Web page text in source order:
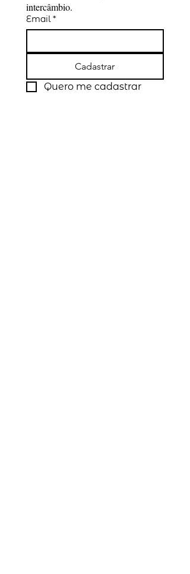
intercâmbio.
Email *
Cadastrar
Quero me cadastrar